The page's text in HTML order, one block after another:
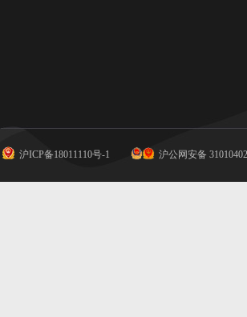
沪ICP备18011110号-1 沪公网安备